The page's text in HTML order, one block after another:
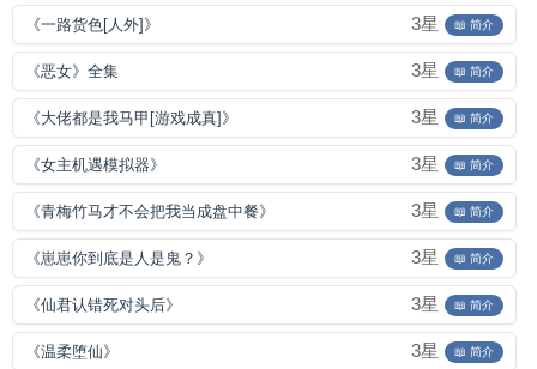
《一路货色[人外]》 3星 📖 简介
《恶女》全集 3星 📖 简介
《大佬都是我马甲[游戏成真]》 3星 📖 简介
《女主机遇模拟器》 3星 📖 简介
《青梅竹马才不会把我当成盘中餐》 3星 📖 简介
《崽崽你到底是人是鬼？》 3星 📖 简介
《仙君认错死对头后》 3星 📖 简介
《温柔堕仙》 3星 📖 简介